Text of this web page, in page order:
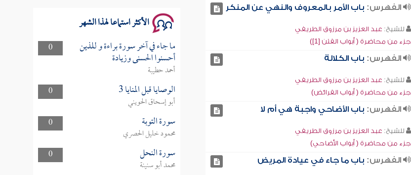
الفهرس: باب الأمر بالمعروف والنهي عن المنكر
للشيخ: عبد العزيز بن مرزوق الطريفي
جزء من محاضرة ( أبواب الفتن [1])
الفهرس: باب الكلالة
للشيخ: عبد العزيز بن مرزوق الطريفي
جزء من محاضرة ( أبواب الفرائض)
الفهرس: باب الأضاحي واجبة هي أم لا
للشيخ: عبد العزيز بن مرزوق الطريفي
جزء من محاضرة ( أبواب الأضاحي)
الفهرس: باب ما جاء في عيادة المريض
الأكثر استماعا لهذا الشهر
0 ما جاء في آخر سورة براءة و للذين
أحسنوا الحسنى وزيادة
أحمد حطيبة
0
الوصايا قبل المنايا 3
أبو إسحاق الحويني
0
سورة التوبة
محمود خليل الحصري
0
سورة النحل
محمد أبو سنينة